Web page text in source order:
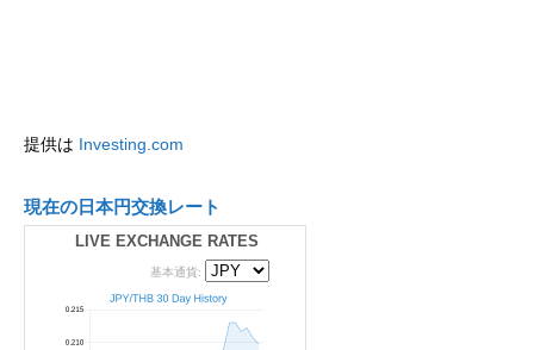
提供は Investing.com
現在の日本円交換レート
LIVE EXCHANGE RATES